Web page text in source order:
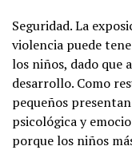
Seguridad. La
violencia puede
los niños, dado que
desarrollo. Como
pequeños
psicológica y
porque los niños